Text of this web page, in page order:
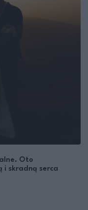
Oto
i skradną serca